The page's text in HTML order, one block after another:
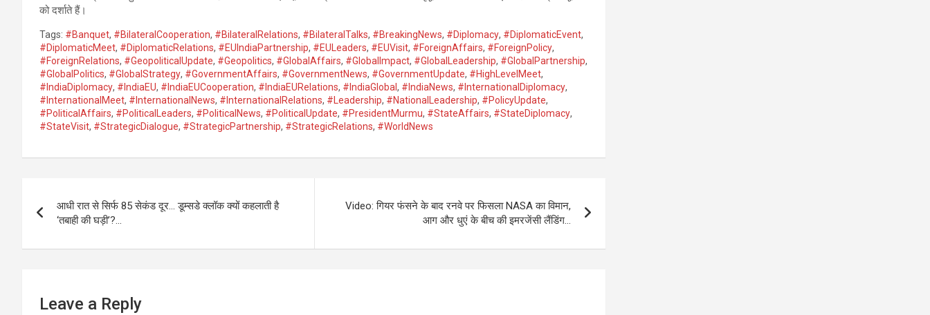
को दर्शाते हैं।
Tags: #Banquet, #BilateralCooperation, #BilateralRelations, #BilateralTalks, #BreakingNews, #Diplomacy, #DiplomaticEvent,
#DiplomaticMeet, #DiplomaticRelations, #EUIndiaPartnership, #EULeaders, #EUVisit, #ForeignAffairs, #ForeignPolicy,
#ForeignRelations, #GeopoliticalUpdate, #Geopolitics, #GlobalAffairs, #GlobalImpact, #GlobalLeadership, #GlobalPartnership,
#GlobalPolitics, #GlobalStrategy, #GovernmentAffairs, #GovernmentNews, #GovernmentUpdate, #HighLevelMeet,
#IndiaDiplomacy, #IndiaEU, #IndiaEUCooperation, #IndiaEURelations, #IndiaGlobal , #IndiaNews, #InternationalDiplomacy,
#InternationalMeet, #InternationalNews, #InternationalRelations, #Leadership, #NationalLeadership, #PolicyUpdate,
#PoliticalAffairs, #PoliticalLeaders, #PoliticalNews, #PoliticalUpdate, #PresidentMurmu, #StateAffairs, #StateDiplomacy,
#StateVisit, #StrategicDialogue, #StrategicPartnership, #StrategicRelations, #WorldNews
navigation
आधी रात से सिर्फ 85 सेकंड दूर… डूम्सडे क्लॉक क्यों कहलाती है
‘तबाही की घड़ी’?…
Video: गियर फंसने के बाद रनवे पर फिसला NASA का विमान,
आग और धुएं के बीच की इमरजेंसी लैंडिंग…
Leave a Reply